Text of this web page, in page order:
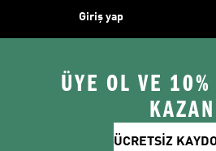
Giriş yap
ÜYE OL VE
KAZAN
ÜCRETSİZ